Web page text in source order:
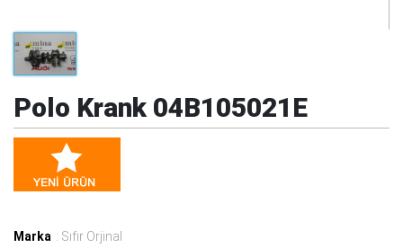
Polo Krank 04B105021E
Marka : Sıfır Orjinal